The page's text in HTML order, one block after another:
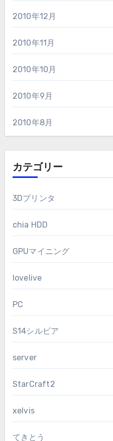
2010年12月
2010年11月
2010年10月
2010年9月
2010年8月
カテゴリー
3Dプリンタ
chia HDD
GPUマイニング
lovelive
PC
S14シルビア
server
StarCraft2
xelvis
てきとう